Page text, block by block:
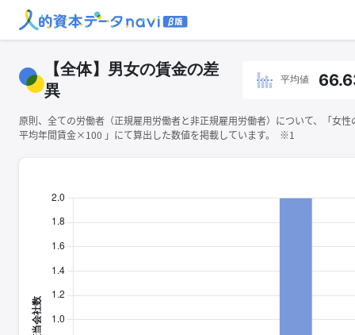
【全体】男女の賃金の差
異
平均値
原則、全ての労働者（正規雇用労働者と非正規雇用労働者）について、「女
平均年間賃金×100 」にて算出した数値を掲載しています。 ※1